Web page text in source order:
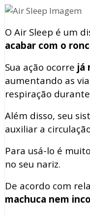
O Air Sleep é um
acabar com o
Sua ação ocorre já
aumentando as
respiração
Além disso, seu
auxiliar a
Para usá-lo é
no seu nariz.
De acordo com
machuca nem